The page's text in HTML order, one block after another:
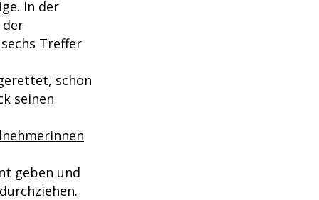
In der
der
Treffer
schon
seinen
geben und